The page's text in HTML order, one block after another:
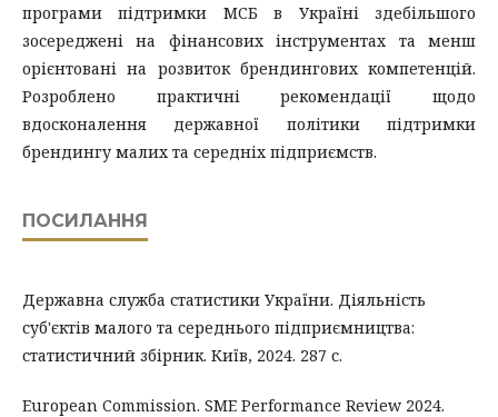
програми підтримки МСБ в Україні здебільшого
зосереджені на фінансових інструментах та менш
орієнтовані на розвиток брендингових компетенцій.
Розроблено практичні рекомендації щодо
вдосконалення державної політики підтримки
брендингу малих та середніх підприємств.
ПОСИЛАННЯ
Державна служба статистики України. Діяльність
суб'єктів малого та середнього підприємництва:
статистичний збірник. Київ, 2024. 287 с.
European Commission. SME Performance Review 2024.